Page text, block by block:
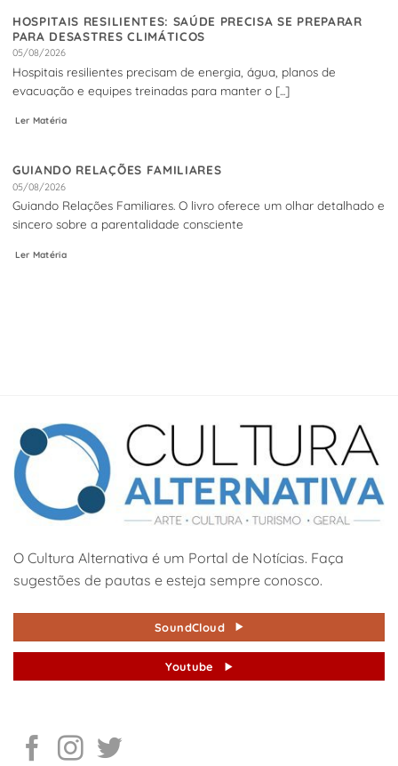
HOSPITAIS RESILIENTES: SAÚDE PRECISA SE PREPARAR
PARA DESASTRES CLIMÁTICOS
05/08/2026
Hospitais resilientes precisam de energia, água, planos de
evacuação e equipes treinadas para manter o [...]
Ler Matéria
GUIANDO RELAÇÕES FAMILIARES
05/08/2026
Guiando Relações Familiares. O livro oferece um olhar detalhado e
sincero sobre a parentalidade consciente
Ler Matéria
O Cultura Alternativa é um Portal de Notícias. Faça
sugestões de pautas e esteja sempre conosco.
SoundCloud
Youtube